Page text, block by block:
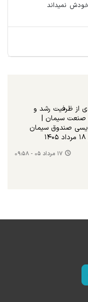
نمیداند
از ظرفیت رشد و
صنعت سیمان |
صندوق سیمان
۱۷ مرداد ۰۵ - ۰۹:۵۸